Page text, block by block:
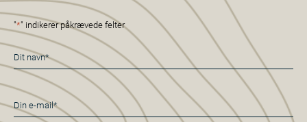
"*" indikerer påkrævede felter
Navn
*
E-
mail